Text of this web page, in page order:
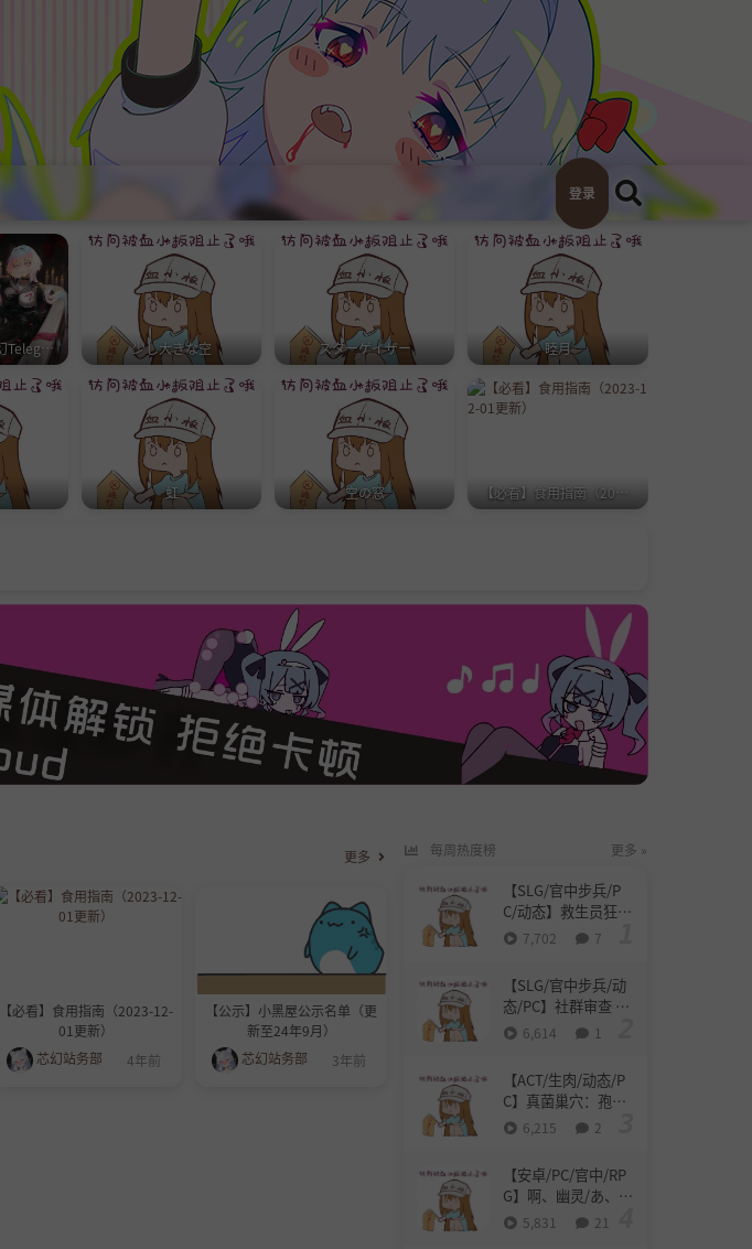
登录
【推荐】加入芯幻Telegram群组 少し大きな空 スターゲイザー 睦月
虹 空の窓
更多
【必看】食用指南（2023-12-
01更新）
芯幻站务部
4年前
【公示】小黑屋公示名单（更
新至24年9月）
芯幻站务部
3年前
每周热度榜 更多 »
【SLG/官中步兵/P
C/动态】救生员狂热
Lifeguard Holic ラ
イフガード・レジェ
【2.07G】
7,702 7
【SLG/官中步兵/动
态/PC】社群审查 DX
エロ検閲者 The Cen
sor v5.0.6 设定集
+原声带+全CG存档
【800M】
6,614 1
【ACT/生肉/动态/P
C】真菌巢穴：孢子
村的秘密 / ファンガ
スデン：スポアヴィ
ルの秘密 Alpha v0.0
4 Demo 生肉日英版
26.08.01更新【717
M】
6,215 2
【安卓/PC/官中/RP
G】啊、幽灵/あ、幽
霊【双端Ver1.1+存
档】【3.2G】
5,831 21